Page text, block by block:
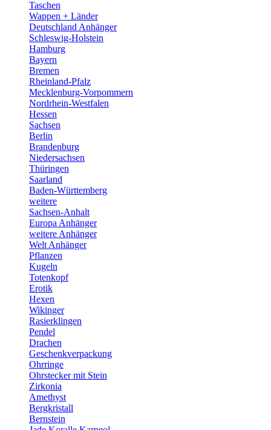
Taschen
Wappen + Länder
Deutschland Anhänger
Schleswig-Holstein
Hamburg
Bayern
Bremen
Rheinland-Pfalz
Mecklenburg-Vorpommern
Nordrhein-Westfalen
Hessen
Sachsen
Berlin
Brandenburg
Niedersachsen
Thüringen
Saarland
Baden-Württemberg
weitere
Sachsen-Anhalt
Europa Anhänger
weitere Anhänger
Welt Anhänger
Pflanzen
Kugeln
Totenkopf
Erotik
Hexen
Wikinger
Rasierklingen
Pendel
Drachen
Geschenkverpackung
Ohrringe
Ohrstecker mit Stein
Zirkonia
Amethyst
Bergkristall
Bernstein